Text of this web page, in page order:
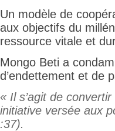
Un modèle de
aux objectifs du
ressource vitale et
Mongo Beti a
d’endettement et de
« Il s’agit de
initiative versée aux
:37).